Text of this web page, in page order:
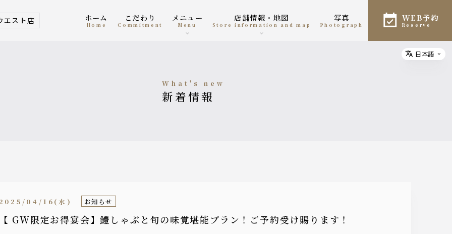
エスト店 ホーム
home
こだわり
Commitment
メニュー
menu
店舗情報・地図
Store information and map
写真
photograph
WEB予約
reserve
what's new
新着情報
GW限定お得宴会】鱧しゃぶと旬の味覚堪能プラン！ご予約受け賜ります！
04/16(水) お知らせ
Select
日本語